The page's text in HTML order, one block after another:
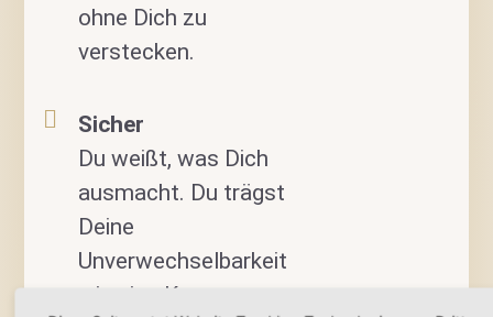
ohne Dich zu
verstecken.
Sicher
Du weißt, was Dich
ausmacht. Du trägst
Deine
Unverwechselbarkeit
wie eine Krone.